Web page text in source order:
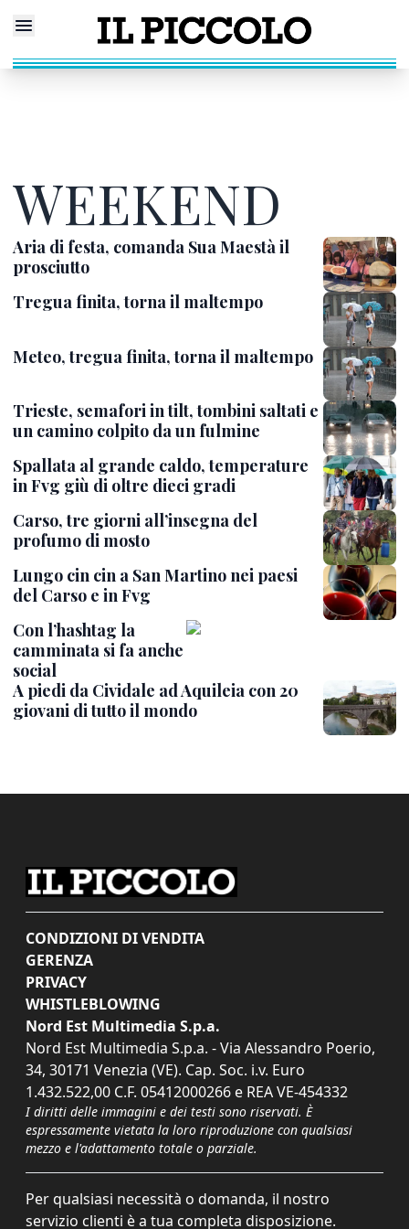
WEEKEND
Aria di festa, comanda Sua Maestà il
prosciutto
Tregua finita, torna il maltempo
Meteo, tregua finita, torna il maltempo
Trieste, semafori in tilt, tombini saltati e
un camino colpito da un fulmine
Spallata al grande caldo, temperature
in Fvg giù di oltre dieci gradi
Carso, tre giorni all’insegna del
profumo di mosto
Lungo cin cin a San Martino nei paesi
del Carso e in Fvg
Con l’hashtag la
camminata si fa anche
social
A piedi da Cividale ad Aquileia con 20
giovani di tutto il mondo
CONDIZIONI DI VENDITA
GERENZA
PRIVACY
WHISTLEBLOWING
Nord Est Multimedia S.p.a.
Nord Est Multimedia S.p.a. - Via Alessandro Poerio,
34, 30171 Venezia (VE). Cap. Soc. i.v. Euro
1.432.522,00 C.F. 05412000266 e REA VE-454332
I diritti delle immagini e dei testi sono riservati. È
espressamente vietata la loro riproduzione con qualsiasi
mezzo e l'adattamento totale o parziale.
Per qualsiasi necessità o domanda, il nostro
servizio clienti è a tua completa disposizione.